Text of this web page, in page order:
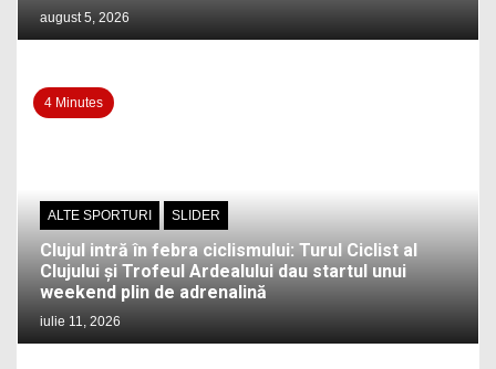
august 5, 2026
4 Minutes
ALTE SPORTURI SLIDER
Clujul intră în febra ciclismului: Turul Ciclist al
Clujului și Trofeul Ardealului dau startul unui
weekend plin de adrenalină
iulie 11, 2026